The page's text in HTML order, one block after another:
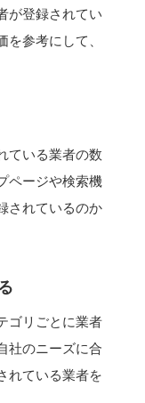
が登録されてい
参考にして、
ている業者の数
ページや検索機
されているのか
ゴリごとに業者
社のニーズに合
れている業者を